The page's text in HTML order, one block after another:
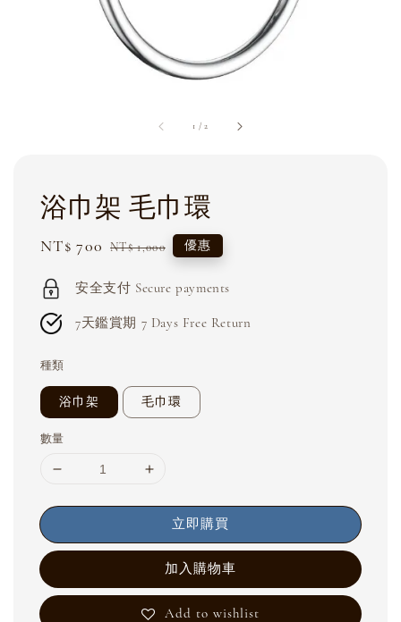
1 /2
浴巾架 毛巾環
Sale
NT$ 700 Regular
NT$ 1,000 優惠
安全支付 Secure payments
7天鑑賞期 7 Days Free Return
種類
浴巾架 毛巾環
數量
立即購買
加入購物車
Add to wishlist